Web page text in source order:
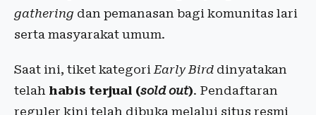
gathering dan pemanasan bagi komunitas lari
serta masyarakat umum.
Saat ini, tiket kategoriEarly Bird dinyatakan
telah habis terjual (sold out). Pendaftaran
reguler kini telah dibuka melalui situs resmi